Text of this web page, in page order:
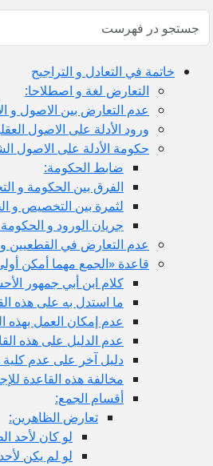
خاتمة في التعادل و التراجيح
التعارض لغة و اصطلاحا:
عدم التعارض بين الاصول و الأدلة
ورود الأدلة على الاصول العقلية:
حكومة الأدلة على الاصول الشرعية:
ضابط الحكومة:
الفرق بين الحكومة و
لثمرة بين التخصيص و
جريان الورود و الحكومة في
عدم التعارض في القطعيين و لا في
قاعدة «الجمع مهما أمكن أولى من
كلام ابن أبي جمهور الأحسائي
ما استدل به على هذه القاعدة:
عدم إمكان العمل بهذه
عدم الدليل على هذه القاعدة
دليل آخر على عدم كلية هذه
مخالفة هذه القاعدة للإجماع:
أقسام الجمع:
تعارض الظاهرين:
لو كان لأحد
لو لم يكن لأحد